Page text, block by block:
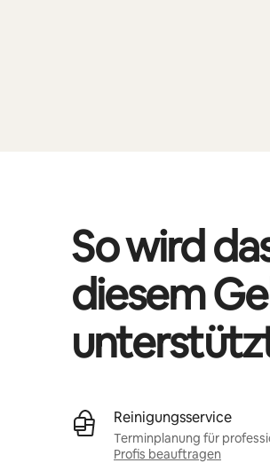
So wird
diesem
Reinigungsservice
Terminplanung für
Profis beauftragen